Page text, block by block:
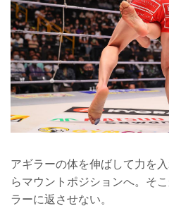
アギラーの体を伸ばして力を
らマウントポジションへ。そ
ラーに返させない。